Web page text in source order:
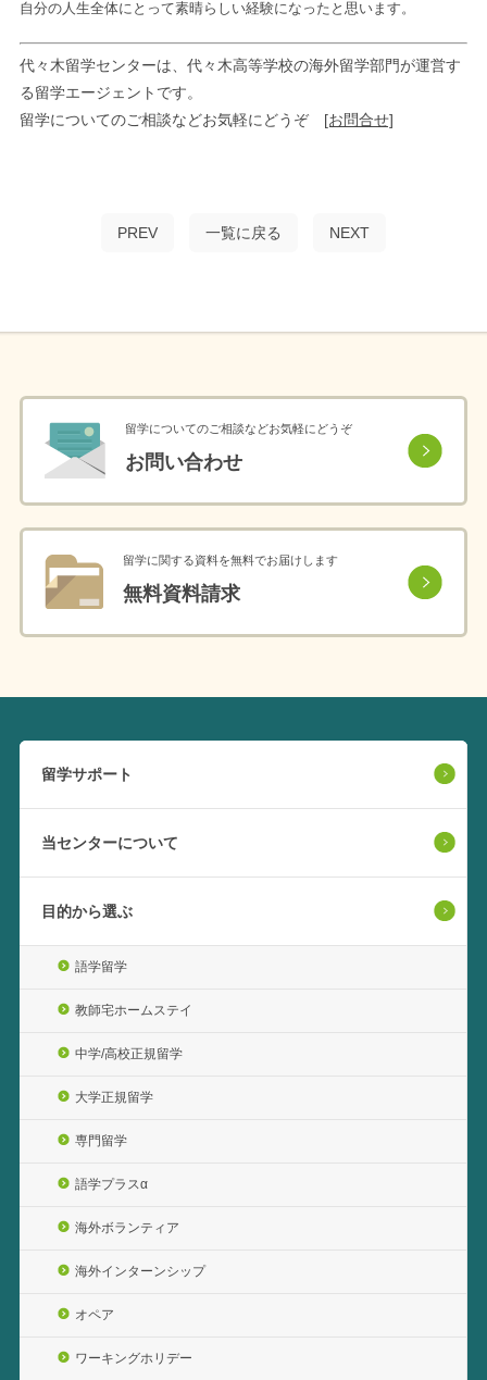
自分の人生全体にとって素晴らしい経験になったと思います。
代々木留学センターは、代々木高等学校の海外留学部門が運営す
る留学エージェントです。
留学についてのご相談などお気軽にどうぞ [お問合せ]
PREV 一覧に戻る NEXT
留学についてのご相談などお気軽にどうぞ
お問い合わせ
留学に関する資料を無料でお届けします
無料資料請求
留学サポート
当センターについて
目的から選ぶ
語学留学
教師宅ホームステイ
中学/高校正規留学
大学正規留学
専門留学
語学プラスα
海外ボランティア
海外インターンシップ
オペア
ワーキングホリデー